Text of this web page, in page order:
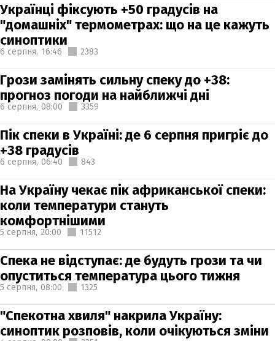
Українці фіксують +50 градусів на
"домашніх" термометрах: що на це кажуть
синоптики
6 серпня, 16:46 2383
Грози замінять сильну спеку до +38:
прогноз погоди на найближчі дні
6 серпня, 08:00 3359
Пік спеки в Україні: де 6 серпня пригріє до
+38 градусів
6 серпня, 06:40 843
На Україну чекає пік африканської спеки:
коли температури стануть
комфортнішими
5 серпня, 20:00 11512
Спека не відступає: де будуть грози та чи
опуститься температура цього тижня
5 серпня, 08:00 1325
"Спекотна хвиля" накрила Україну:
синоптик розповів, коли очікуються зміни